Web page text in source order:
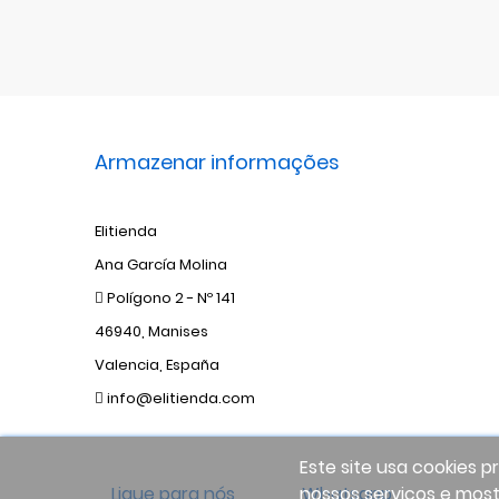
Este site usa cookies
Armazenar informações
Elitienda
Ana García Molina
Polígono 2 - Nº 141
46940, Manises
Valencia, España
info@elitienda.com